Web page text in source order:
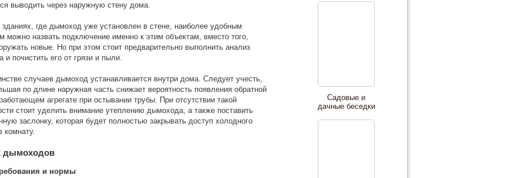
выводить через наружную стену дома.
зданиях, где дымоход уже установлен в стене, наиболее удобным
можно назвать подключение именно к этим объектам, вместо того,
новые. Но при этом стоит предварительно выполнить анализ
и почистить его от грязи и пыли.
случаев дымоход устанавливается внутри дома. Следует учесть,
по длине наружная часть снижает вероятность появления обратной
агрегате при остывании трубы. При отсутствии такой
стоит уделить внимание утеплению дымохода, а также поставить
заслонку, которая будет полностью закрывать доступ холодного
комнату.
дымоходов
и нормы
Садовые и
дачные беседки